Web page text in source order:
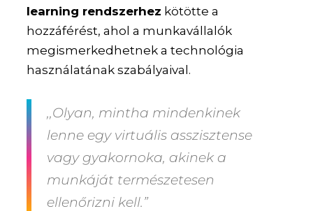
learning rendszerhez kötötte a
hozzáférést, ahol a munkavállalók
megismerkedhetnek a technológia
használatának szabályaival.
,,Olyan, mintha mindenkinek
lenne egy virtuális asszisztense
vagy gyakornoka, akinek a
munkáját természetesen
ellenőrizni kell.”